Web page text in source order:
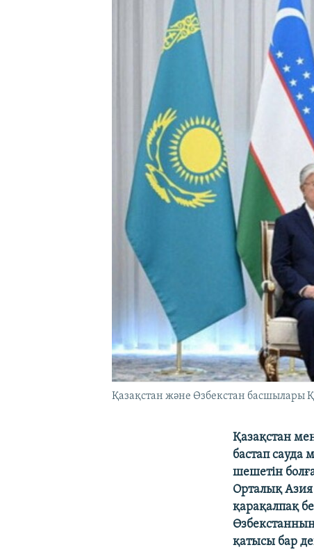
Қазақстан және Өзбекстан
Қазақстан мен
бастап сауда
шешетін
Орталық Азия
қарақалпақ
қатысы бар